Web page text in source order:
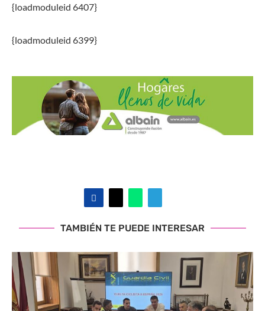
{loadmoduleid 6407}
{loadmoduleid 6399}
TAMBIÉN TE PUEDE INTERESAR